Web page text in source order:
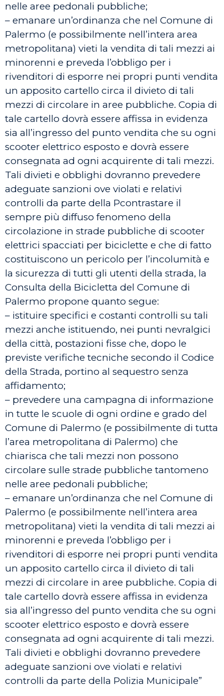
nelle aree pedonali pubbliche;
– emanare un’ordinanza che nel Comune di
Palermo (e possibilmente nell’intera area
metropolitana) vieti la vendita di tali mezzi ai
minorenni e preveda l’obbligo per i
rivenditori di esporre nei propri punti vendita
un apposito cartello circa il divieto di tali
mezzi di circolare in aree pubbliche. Copia di
tale cartello dovrà essere affissa in evidenza
sia all’ingresso del punto vendita che su ogni
scooter elettrico esposto e dovrà essere
consegnata ad ogni acquirente di tali mezzi.
Tali divieti e obblighi dovranno prevedere
adeguate sanzioni ove violati e relativi
controlli da parte della Pcontrastare il
sempre più diffuso fenomeno della
circolazione in strade pubbliche di scooter
elettrici spacciati per biciclette e che di fatto
costituiscono un pericolo per l’incolumità e
la sicurezza di tutti gli utenti della strada, la
Consulta della Bicicletta del Comune di
Palermo propone quanto segue:
– istituire specifici e costanti controlli su tali
mezzi anche istituendo, nei punti nevralgici
della città, postazioni fisse che, dopo le
previste verifiche tecniche secondo il Codice
della Strada, portino al sequestro senza
affidamento;
– prevedere una campagna di informazione
in tutte le scuole di ogni ordine e grado del
Comune di Palermo (e possibilmente di tutta
l’area metropolitana di Palermo) che
chiarisca che tali mezzi non possono
circolare sulle strade pubbliche tantomeno
nelle aree pedonali pubbliche;
– emanare un’ordinanza che nel Comune di
Palermo (e possibilmente nell’intera area
metropolitana) vieti la vendita di tali mezzi ai
minorenni e preveda l’obbligo per i
rivenditori di esporre nei propri punti vendita
un apposito cartello circa il divieto di tali
mezzi di circolare in aree pubbliche. Copia di
tale cartello dovrà essere affissa in evidenza
sia all’ingresso del punto vendita che su ogni
scooter elettrico esposto e dovrà essere
consegnata ad ogni acquirente di tali mezzi.
Tali divieti e obblighi dovranno prevedere
adeguate sanzioni ove violati e relativi
controlli da parte della Polizia Municipale”